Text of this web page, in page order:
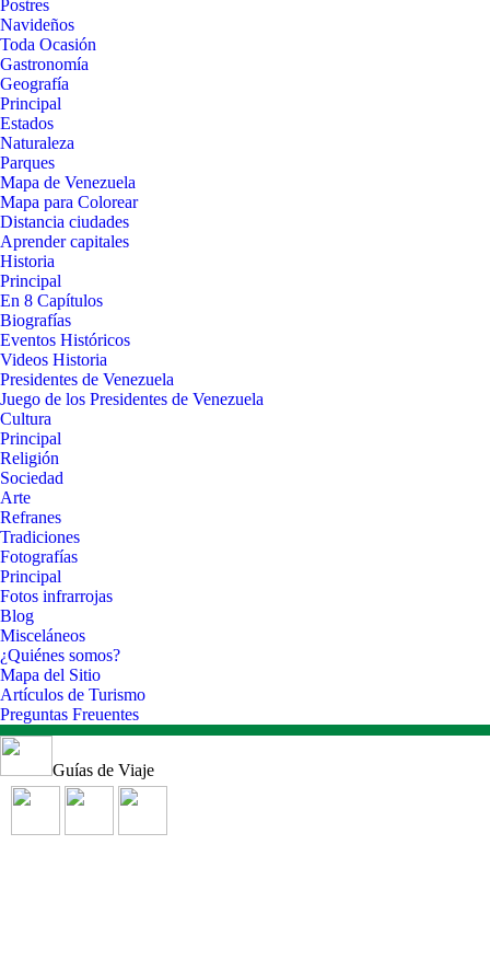
Postres
Navideños
Toda Ocasión
Gastronomía
Geografía
Principal
Estados
Naturaleza
Parques
Mapa de Venezuela
Mapa para Colorear
Distancia ciudades
Aprender capitales
Historia
Principal
En 8 Capítulos
Biografías
Eventos Históricos
Videos Historia
Presidentes de Venezuela
Juego de los Presidentes de Venezuela
Cultura
Principal
Religión
Sociedad
Arte
Refranes
Tradiciones
Fotografías
Principal
Fotos infrarrojas
Blog
Misceláneos
¿Quiénes somos?
Mapa del Sitio
Artículos de Turismo
Preguntas Freuentes
Guías de Viaje